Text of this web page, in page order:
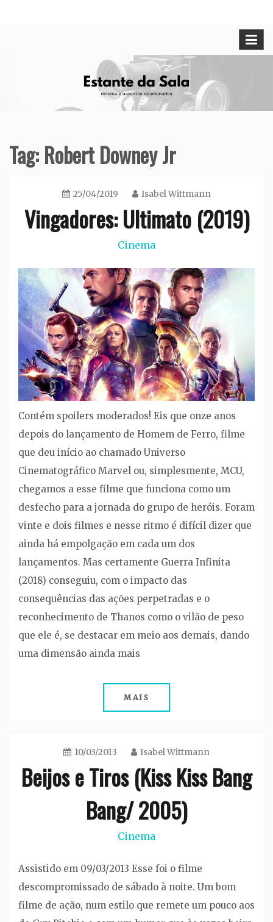
Tag:Robert Downey Jr
25/04/2019 Isabel Wittmann
Vingadores: Ultimato (2019)
Cinema
Contém spoilers moderados! Eis que onze anos
depois do lançamento de Homem de Ferro, filme
que deu início ao chamado Universo
Cinematográfico Marvel ou, simplesmente, MCU,
chegamos a esse filme que funciona como um
desfecho para a jornada do grupo de heróis. Foram
vinte e dois filmes e nesse ritmo é difícil dizer que
ainda há empolgação em cada um dos
lançamentos. Mas certamente Guerra Infinita
(2018) conseguiu, com o impacto das
consequências das ações perpetradas e o
reconhecimento de Thanos como o vilão de peso
que ele é, se destacar em meio aos demais, dando
uma dimensão ainda mais
MAIS
10/03/2013 Isabel Wittmann
Beijos e Tiros (Kiss Kiss Bang
Bang/ 2005)
Cinema
Assistido em 09/03/2013 Esse foi o filme
descompromissado de sábado à noite. Um bom
filme de ação, num estilo que remete um pouco aos